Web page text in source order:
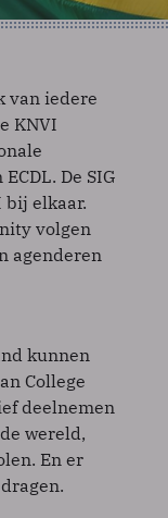
van iedere
KNVI
De SIG
elkaar.
volgen
agenderen
kunnen
College
deelnemen
wereld,
En er